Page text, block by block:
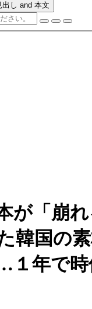
出し and 本文
が「崩
韓国の
１年で時